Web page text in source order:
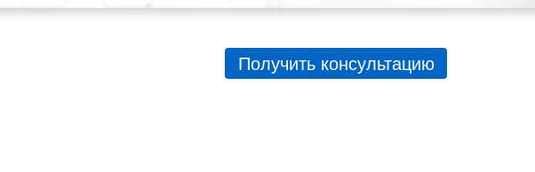
Получить консультацию